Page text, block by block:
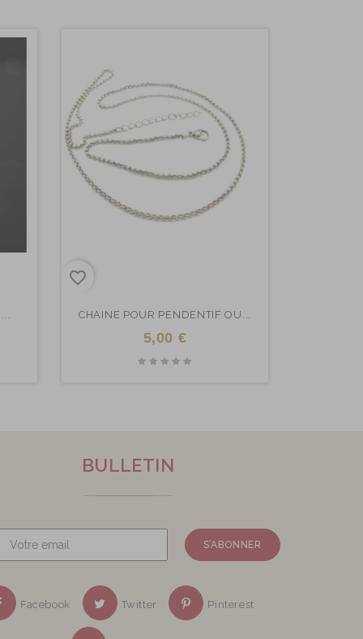
favorite_border
CHAINE POUR PENDENTIF OU...
5,00 €
BULLETIN
Facebook Twitter Pinterest